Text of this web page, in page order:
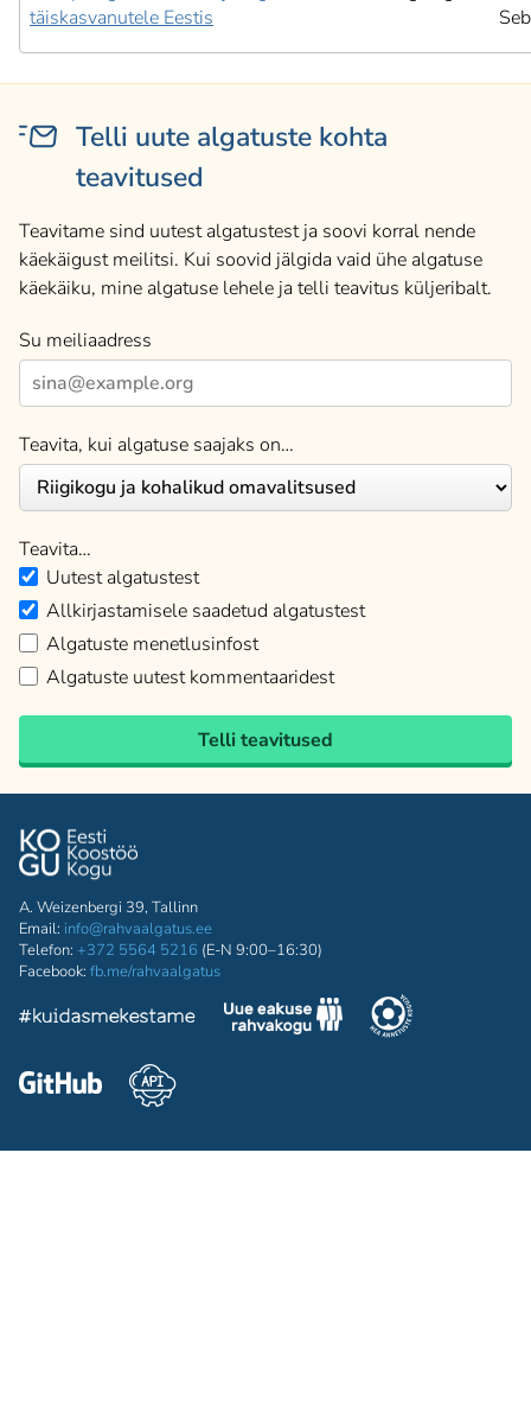
täiskasvanutele Eestis
Telli uute algatuste kohta
teavitused
Teavitame sind uutest algatustest ja soovi korral nende
käekäigust meilitsi. Kui soovid jälgida vaid ühe algatuse
käekäiku, mine algatuse lehele ja telli teavitus küljeribalt.
Su meiliaadress
Teavita, kui algatuse saajaks on…
Teavita…
Uutest algatustest
Allkirjastamisele saadetud algatustest
Algatuste menetlusinfost
Algatuste uutest kommentaaridest
Telli teavitused
A. Weizenbergi 39, Tallinn
Email: info@rahvaalgatus.ee
Telefon: +372 5564 5216 (E-N 9:00–16:30)
Facebook: fb.me/rahvaalgatus